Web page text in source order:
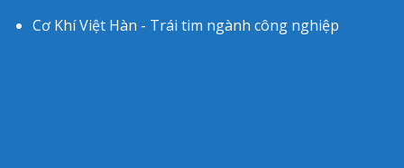
Cơ Khí Việt Hàn - Trái tim ngành công nghiệp